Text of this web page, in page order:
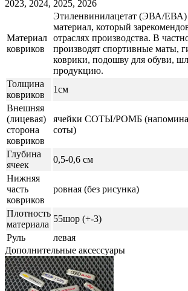
2023, 2024, 2025, 2026
Материал
ковриков
Этиленвинилацетат (ЭВА/
материал, который
отраслях производства. В
производят спортивные маты,
коврики, подошву для обуви,
продукцию.
Толщина
ковриков
1см
Внешняя
(лицевая)
сторона
ковриков
ячейки СОТЫ/РОМБ
соты)
Глубина
ячеек
0,5-0,6 см
Нижняя
часть
ковриков
ровная (без рисунка)
Плотность
материала
55шор (+-3)
Руль
левая
Дополнительные аксессуары